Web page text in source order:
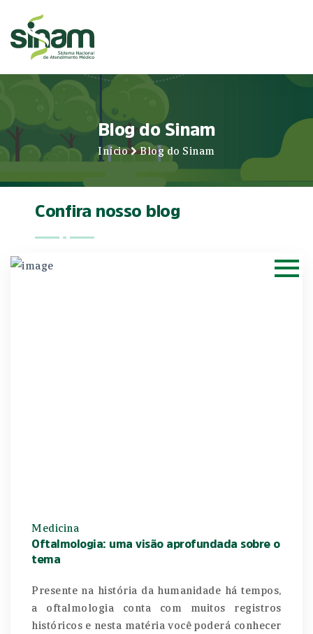
Blog do Sinam
Início Blog do Sinam
Confira nosso blog
Medicina
Oftalmologia: uma visão aprofundada sobre o
tema
Presente na história da humanidade há tempos,
a oftalmologia conta com muitos registros
históricos e nesta matéria você poderá conhecer